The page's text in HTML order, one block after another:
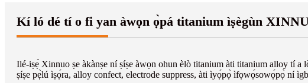
Kí ló dé tí o fi yan àwọn ọ̀pá titanium ìṣègùn
Ilé-iṣẹ́ Xinnuo ṣe àkànṣe ní ṣíṣe àwọn ohun èlò titanium àti titanium alloy tí
ṣíṣe pẹ̀lú ìṣọ́ra, alloy confect, electrode suppress, àti ìyọ́pọ̀ ìfọwọ́sowọ́pọ̀ ní